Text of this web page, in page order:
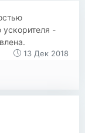
-
13 Дек 2018